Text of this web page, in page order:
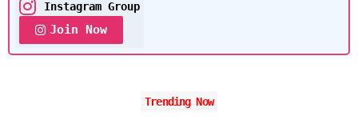
Instagram Group
Join Now
Trending Now